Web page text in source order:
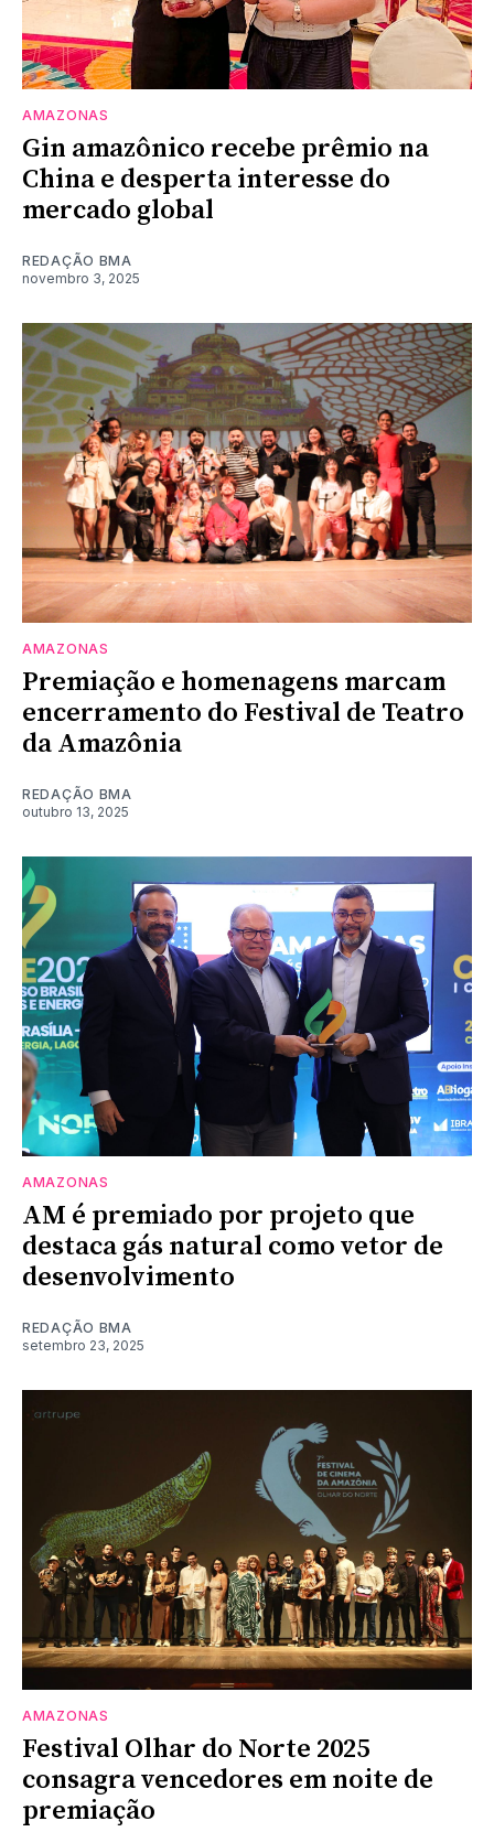
AMAZONAS
Gin amazônico recebe prêmio na
China e desperta interesse do
mercado global
REDAÇÃO BMA
novembro 3, 2025
AMAZONAS
Premiação e homenagens marcam
encerramento do Festival de Teatro
da Amazônia
REDAÇÃO BMA
outubro 13, 2025
AMAZONAS
AM é premiado por projeto que
destaca gás natural como vetor de
desenvolvimento
REDAÇÃO BMA
setembro 23, 2025
AMAZONAS
Festival Olhar do Norte 2025
consagra vencedores em noite de
premiação